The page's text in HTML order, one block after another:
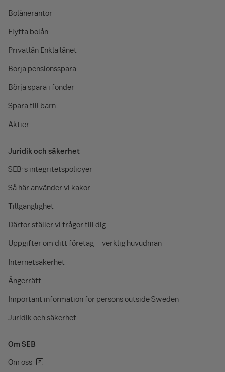
Bolåneräntor
Flytta bolån
Privatlån Enkla lånet
Börja pensionsspara
Börja spara i fonder
Spara till barn
Aktier
Juridik och säkerhet
SEB:s integritetspolicyer
Så här använder vi kakor
Tillgänglighet
Därför ställer vi frågor till dig
Uppgifter om ditt företag – verklig huvudman
Internetsäkerhet
Ångerrätt
Important information for persons outside Sweden
Juridik och säkerhet
Om SEB
Om oss